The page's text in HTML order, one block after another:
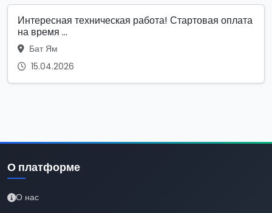
Интересная техническая работа! Стартовая оплата
на время ...
Бат Ям
15.04.2026
О платформе
О нас